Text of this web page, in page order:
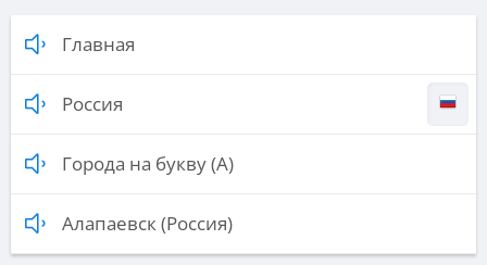
Главная
Россия
Города на букву (А)
Алапаевск (Россия)